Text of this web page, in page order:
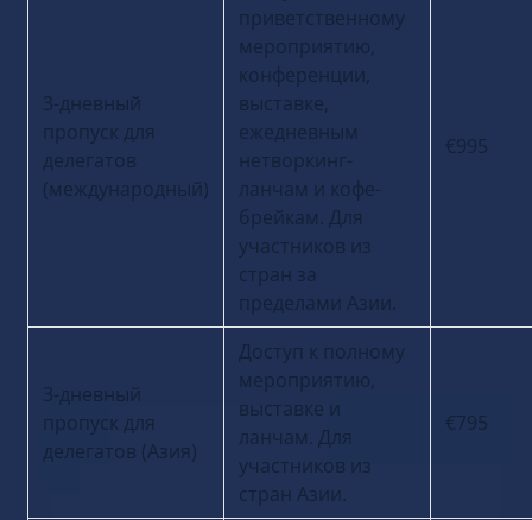
3-дневный
пропуск для
делегатов
Доступ к
приветственному
мероприятию,
конференции,
выставке,
ежедневным
нетворкинг-
ланчам и кофе-
брейкам. Для
участников из
стран за
пределами Азии.
3-дневный
пропуск для
Доступ к полному
мероприятию,
выставке и
ланчам. Для
участников из